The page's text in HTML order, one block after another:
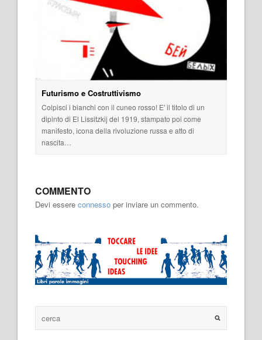
Futurismo e Costruttivismo
Colpisci i bianchi con il cuneo rosso! E' il titolo di un
dipinto di El Lissitzkij del 1919, stampato poi come
manifesto, icona della rivoluzione russa e atto di
nascita…
COMMENTO
Devi essere connesso per inviare un commento.